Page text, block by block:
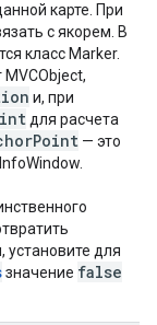
карте. При
с якорем. В
класс Marker.
и, при
для расчета
— это
установите для
значение false